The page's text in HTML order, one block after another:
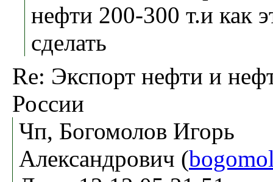
нефти 200-300 т.и как
сделать
Re: Экспорт нефти и
России
Чп, Богомолов Игорь
Александрович (